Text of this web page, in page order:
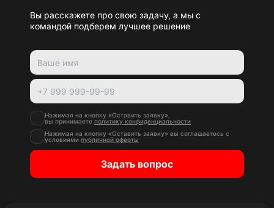
Вы расскажете про свою задачу, а мы с
командой подберем лучшее решение
Нажимая на кнопку «Оставить заявку»,
вы принимаете политику конфиденциальности
Нажимая на кнопку «Оставить заявку» вы соглашаетесь с
условиями публичной оферты
Задать вопрос